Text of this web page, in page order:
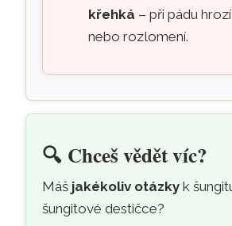
křehká – při pádu
nebo rozlomení.
🔍 Chceš vědět víc?
Máš jakékoliv otázky k
šungitové destičce?